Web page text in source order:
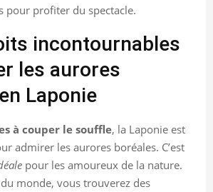
pour profiter du spectacle.
incontournables
les aurores
Laponie
à couper le souffle, la Laponie est
admirer les aurores boréales. C’est
pour les amoureux de la nature.
monde, vous trouverez des